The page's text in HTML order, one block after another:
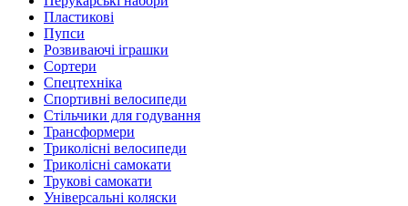
Пластикові
Пупси
Розвиваючі іграшки
Сортери
Спецтехніка
Спортивні велосипеди
Стільчики для годування
Трансформери
Триколісні велосипеди
Триколісні самокати
Трукові самокати
Універсальні коляски